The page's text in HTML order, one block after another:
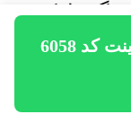
استعلام قیمت و خرید پارکت لمینت کد 6058
پارکت
به
با